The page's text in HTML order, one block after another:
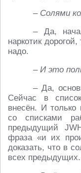
– Солями
– Да,
наркотик
надо.
– И это
– Да,
Сейчас в
внесён. И
со списками
предыдущий
фраза «и их
доказать, что в
всех предыдущих.